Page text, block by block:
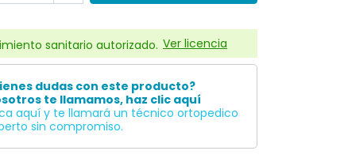
sanitario autorizado. Ver licencia
dudas con este producto?
te llamamos, haz clic aquí
aquí y te llamará un técnico ortopedico
sin compromiso.